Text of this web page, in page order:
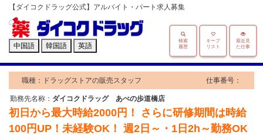
【ダイコクドラッグ公式】アルバイト・パート求人募集
中国語 韓国語 英語
最近見
た仕事
キープ
リスト
検索
履歴
職種：ドラッグストアの販売スタッフ 仕事番号：
勤務先名称： ダイコクドラッグ あべの歩道橋店
初日から最大時給2000円！ さらに研修期間は時給
100円UP！未経験OK！ 週2日～・1日2h～勤務OK